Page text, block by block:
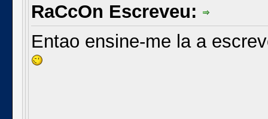
RaCcOn Escreveu:
Entao ensine-me la a